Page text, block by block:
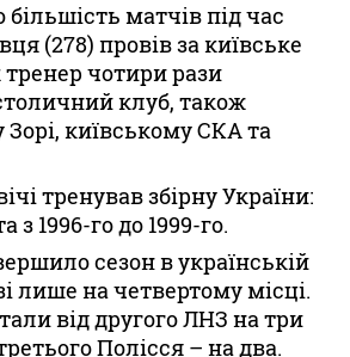
матчів під час
(278) провів за київське
чотири рази
клуб, також
київському СКА та
тренував збірну України:
з 1996-го до 1999-го.
сезон в українській
лише на четвертому місці.
від другого ЛНЗ на три
Полісся – на два.